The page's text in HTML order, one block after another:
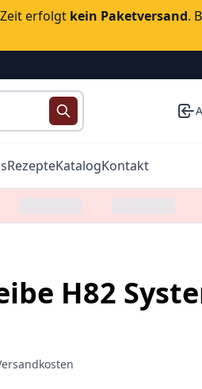
erfolgt kein Paketversand.
RezepteKatalogKontakt
H82